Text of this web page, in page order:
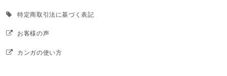
特定商取引法に基づく表記
お客様の声
カンガの使い方